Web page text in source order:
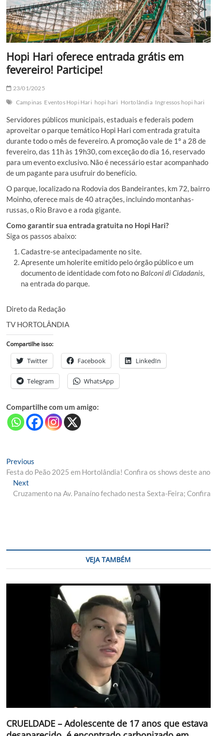
Hopi Hari oferece entrada grátis em
fevereiro! Participe!
23/01/2025
Campinas Eventos Hopi Hari hopi hari Hortolândia Ingressos hopi hari
Servidores públicos municipais, estaduais e federais podem
aproveitar o parque temático Hopi Hari com entrada gratuita
durante todo o mês de fevereiro. A promoção vale de 1° a 28 de
fevereiro, das 11h às 19h30, com exceção do dia 16, reservado
para um evento exclusivo. Não é necessário estar acompanhado
de um pagante para usufruir do benefício.
O parque, localizado na Rodovia dos Bandeirantes, km 72, bairro
Moinho, oferece mais de 40 atrações, incluindo montanhas-
russas, o Rio Bravo e a roda gigante.
Como garantir sua entrada gratuita no Hopi Hari?
Siga os passos abaixo:
Cadastre-se antecipadamente no site.
Apresente um holerite emitido pelo órgão público e um
documento de identidade com foto no Balconi di Cidadanis,
na entrada do parque.
Direto da Redação
TV HORTOLÂNDIA
Compartilhe isso:
Twitter Facebook LinkedIn
Telegram WhatsApp
Compartilhe com um amigo:
Navegação
de
Post
Previous
post:
Festa do Peão 2025 em Hortolândia! Confira os shows deste ano
NextNext
post:
Cruzamento na Av. Panaíno fechado nesta Sexta-Feira; Confira
VEJA TAMBÉM
CRUELDADE – Adolescente de 17 anos que estava